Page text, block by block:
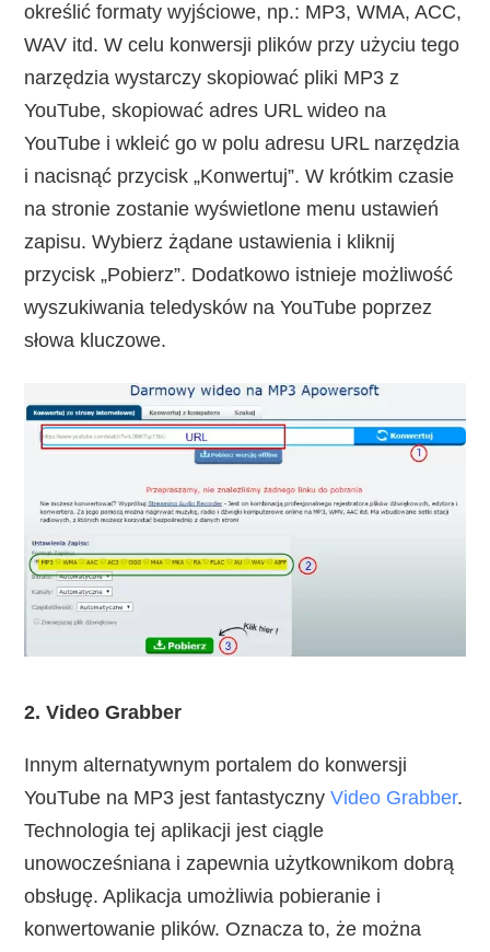
określić formaty wyjściowe, np.: MP3, WMA, ACC,
WAV itd. W celu konwersji plików przy użyciu tego
narzędzia wystarczy skopiować pliki MP3 z
YouTube, skopiować adres URL wideo na
YouTube i wkleić go w polu adresu URL narzędzia
i nacisnąć przycisk „Konwertuj”. W krótkim czasie
na stronie zostanie wyświetlone menu ustawień
zapisu. Wybierz żądane ustawienia i kliknij
przycisk „Pobierz”. Dodatkowo istnieje możliwość
wyszukiwania teledysków na YouTube poprzez
słowa kluczowe.
2. Video Grabber
Innym alternatywnym portalem do konwersji
YouTube na MP3 jest fantastycznyVideo Grabber.
Technologia tej aplikacji jest ciągle
unowocześniana i zapewnia użytkownikom dobrą
obsługę. Aplikacja umożliwia pobieranie i
konwertowanie plików. Oznacza to, że można